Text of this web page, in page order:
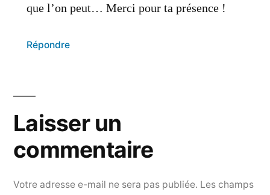
que l’on peut… Merci pour ta présence !
Répondre
Votre adresse e-mail ne sera pas publiée. Les champs
Laisser un
commentaire